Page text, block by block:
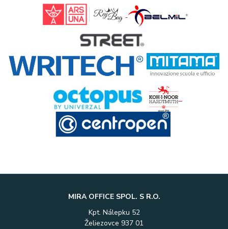
MIRA OFFICE SPOL. S R.O.
Kpt. Nálepku 52
Želiezovce 937 01